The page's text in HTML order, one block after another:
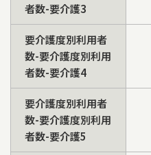
者数-要介護3
要介護度別利用者
数-要介護度別利用
者数-要介護4
要介護度別利用者
数-要介護度別利用
者数-要介護5